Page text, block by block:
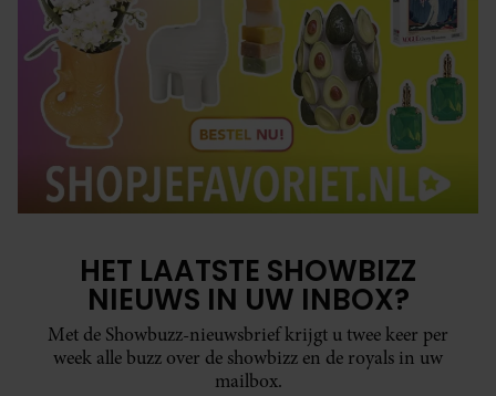
HET LAATSTE SHOWBIZZ
NIEUWS IN UW INBOX?
Met de Showbuzz-nieuwsbrief krijgt u twee keer per
week alle buzz over de showbizz en de royals in uw
mailbox.